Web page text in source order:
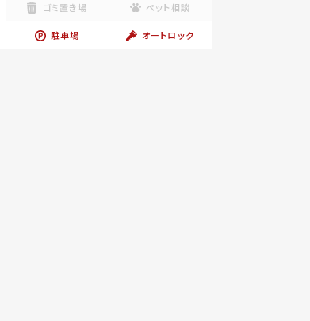
ゴミ置き場 ペット相談
駐車場 オートロック